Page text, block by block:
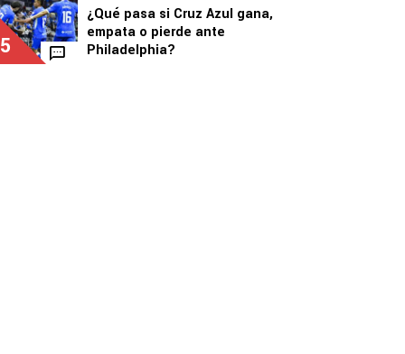
5
¿Qué pasa si Cruz Azul gana,
empata o pierde ante
Philadelphia?